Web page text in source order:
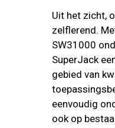
Uit het zicht,
zelflerend.
SW31000
SuperJack
gebied van
eenvoudig
ook op